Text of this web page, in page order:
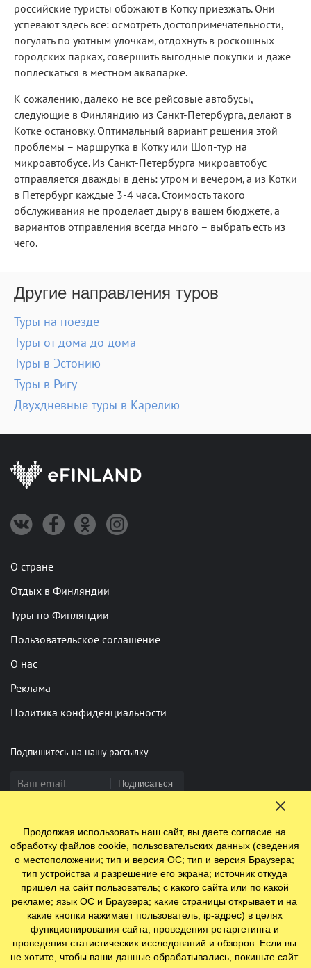
российские туристы обожают в Котку приезжать. Они
успевают здесь все: осмотреть достопримечательности,
погулять по уютным улочкам, отдохнуть в роскошных
городских парках, совершить выгодные покупки и даже
поплескаться в местном аквапарке.
К сожалению, далеко не все рейсовые автобусы,
следующие в Финляндию из Санкт-Петербурга, делают в
Котке остановку. Оптимальный вариант решения этой
проблемы – маршрутка в Котку или Шоп-тур на
микроавтобусе. Из Санкт-Петербурга микроавтобус
отправляется дважды в день: утром и вечером, а из Котки
в Петербург каждые 3-4 часа. Стоимость такого
обслуживания не проделает дыру в вашем бюджете, а
вариантов отправления всегда много – выбрать есть из
чего.
Другие направления туров
Туры на поезде
Туры от дома до дома
Туры в Эстонию
Туры в Ригу
Двухдневные туры в Карелию
О стране
Отдых в Финляндии
Туры по Финляндии
Пользовательское соглашение
О нас
Реклама
Политика конфиденциальности
Подпишитесь на нашу рассылку
Подписаться
Нашли опечатку? Выделите фрагмент и нажмите Ctrl+Enter
© 2009-2026 ООО "Ефинланд.ру". ОГРН 1197847110438.
Юр. адрес: 196084, г. Санкт-Петербург, ул. Цветочная, д. 16,
литер П, помещение 23
Продолжая использовать наш сайт, вы даете согласие на
обработку файлов cookie, пользовательских данных (сведения
о местоположении; тип и версия ОС; тип и версия Браузера;
тип устройства и разрешение его экрана; источник откуда
пришел на сайт пользователь; с какого сайта или по какой
рекламе; язык ОС и Браузера; какие страницы открывает и на
какие кнопки нажимает пользователь; ip-адрес) в целях
функционирования сайта, проведения ретаргетинга и
проведения статистических исследований и обзоров. Если вы
не хотите, чтобы ваши данные обрабатывались, покиньте сайт.